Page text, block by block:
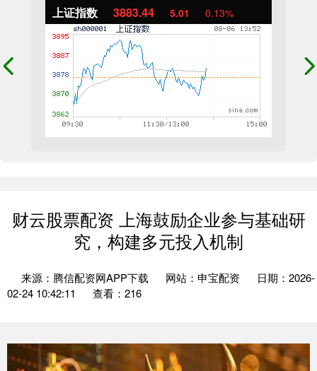
上证指数 3883.44 5.01 0.13%
财云股票配资 上海鼓励企业参与基础研
究，构建多元投入机制
来源：腾信配资网APP下载 网站：申宝配资
日期：2026-
02-24 10:42:11
查看：216